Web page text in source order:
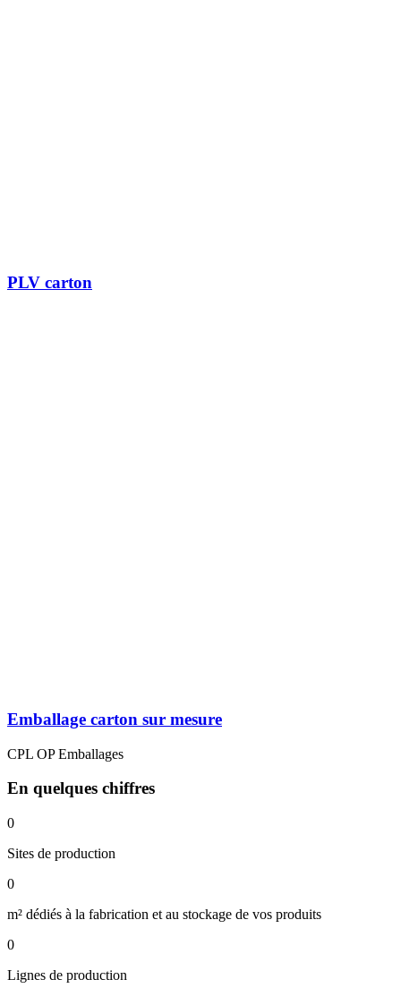
PLV carton
Emballage carton sur mesure
CPL OP Emballages
En quelques chiffres
0
Sites de production
0
m² dédiés à la fabrication et au stockage de vos produits
0
Lignes de production